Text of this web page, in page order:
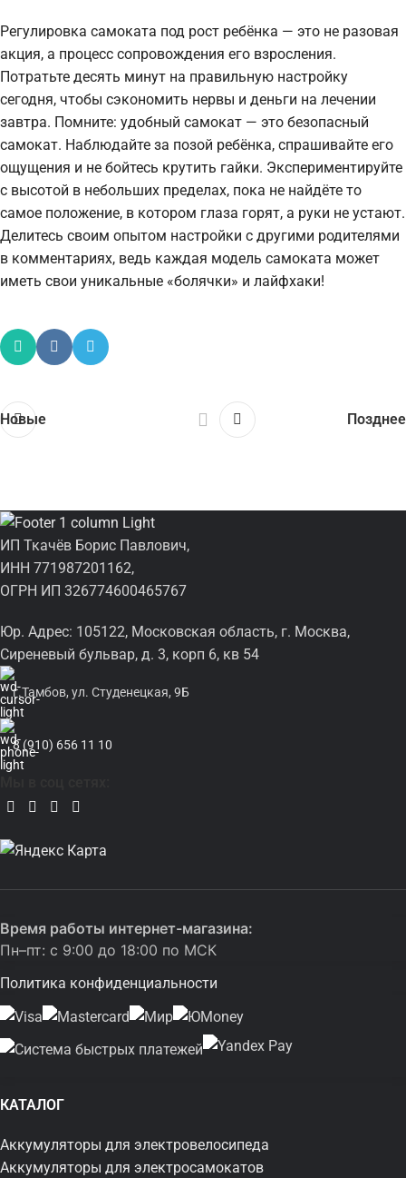
Регулировка самоката под рост ребёнка — это не разовая
акция, а процесс сопровождения его взросления.
Потратьте десять минут на правильную настройку
сегодня, чтобы сэкономить нервы и деньги на лечении
завтра. Помните: удобный самокат — это безопасный
самокат. Наблюдайте за позой ребёнка, спрашивайте его
ощущения и не бойтесь крутить гайки. Экспериментируйте
с высотой в небольших пределах, пока не найдёте то
самое положение, в котором глаза горят, а руки не устают.
Делитесь своим опытом настройки с другими родителями
в комментариях, ведь каждая модель самоката может
иметь свои уникальные «болячки» и лайфхаки!
Новые Позднее
ИП Ткачёв Борис Павлович,
ИНН 771987201162,
ОГРН ИП 326774600465767
Юр. Адрес: 105122, Московская область, г. Москва,
Сиреневый бульвар, д. 3, корп 6, кв 54
г.Тамбов, ул. Студенецкая, 9Б
8 (910) 656 11 10
Время работы интернет-магазина:
Пн–пт: с 9:00 до 18:00 по МСК
Политика конфиденциальности
КАТАЛОГ
Аккумуляторы для электровелосипеда
Аккумуляторы для электросамокатов